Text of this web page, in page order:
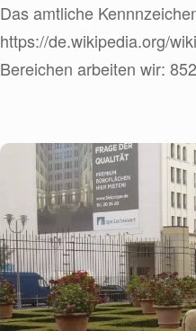
Das amtliche
https://de.wikipedia.org/
Bereichen arbeiten wir: